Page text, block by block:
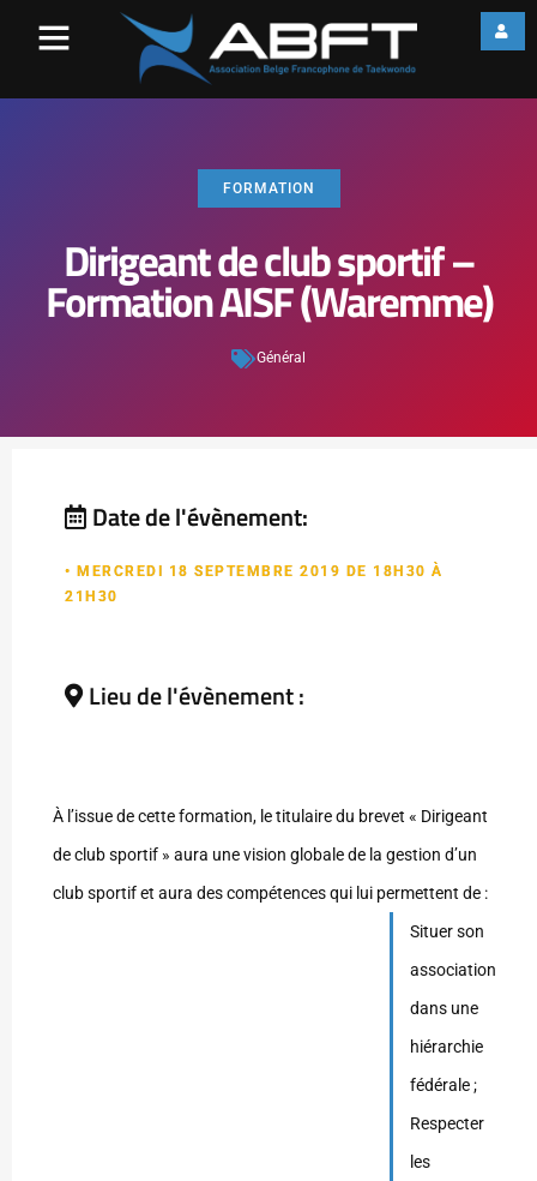
FORMATION
Dirigeant de club sportif –
Formation AISF (Waremme)
Général
Date de l'évènement:
• MERCREDI 18 SEPTEMBRE 2019 DE 18H30 À
21H30
Lieu de l'évènement :
À l’issue de cette formation, le titulaire du brevet « Dirigeant
de club sportif » aura une vision globale de la gestion d’un
club sportif et aura des compétences qui lui permettent de :
Situer son
association
dans une
hiérarchie
fédérale ;
Respecter
les